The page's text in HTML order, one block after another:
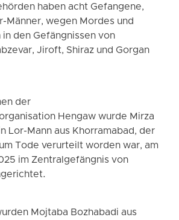
haben acht Gefangene,
Männer, wegen Mordes und
den Gefängnissen von
Jiroft, Shiraz und Gorgan
der
Hengaw wurde Mirza
Lor-Mann aus Khorramabad, der
Tode verurteilt worden war, am
im Zentralgefängnis von
Mojtaba Bozhabadi aus